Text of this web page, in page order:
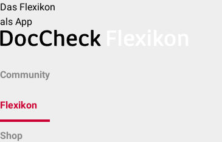
Das Flexikon
als App
Community
Flexikon
Shop